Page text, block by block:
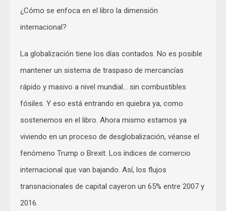
¿Cómo se enfoca en el libro la dimensión
internacional?
La globalización tiene los días contados. No es posible
mantener un sistema de traspaso de mercancías
rápido y masivo a nivel mundial… sin combustibles
fósiles. Y eso está entrando en quiebra ya, como
sostenemos en el libro. Ahora mismo estamos ya
viviendo en un proceso de desglobalización, véanse el
fenómeno Trump o Brexit. Los índices de comercio
internacional que van bajando. Así, los flujos
transnacionales de capital cayeron un 65% entre 2007 y
2016.